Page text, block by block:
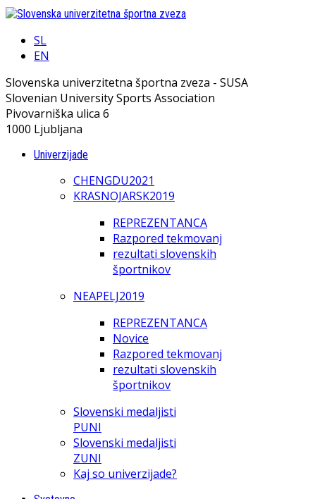
SL
EN
Slovenska univerzitetna športna zveza - SUSA
Slovenian University Sports Association
Pivovarniška ulica 6
1000 Ljubljana
Univerzijade
CHENGDU2021
KRASNOJARSK2019
REPREZENTANCA
Razpored tekmovanj
rezultati slovenskih
športnikov
NEAPELJ2019
REPREZENTANCA
Novice
Razpored tekmovanj
rezultati slovenskih
športnikov
Slovenski medaljisti
PUNI
Slovenski medaljisti
ZUNI
Kaj so univerzijade?